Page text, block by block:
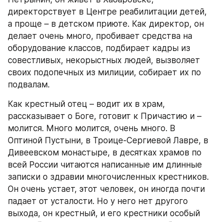
директорствует в Центре реабилитации детей,
а проще – в детском приюте. Как директор, он
делает очень много, пробивает средства на
оборудование классов, подбирает кадры из
совестливых, некорыстных людей, вызволяет
своих подопечных из милиции, собирает их по
подвалам.
Как крестный отец – водит их в храм,
рассказывает о Боге, готовит к Причастию и –
молится. Много молится, очень много. В
Оптиной Пустыни, в Троице-Сергиевой Лавре, в
Дивеевском монастыре, в десятках храмов по
всей России читаются написанные им длинные
записки о здравии многочисленных крестников.
Он очень устает, этот человек, он иногда почти
падает от усталости. Но у него нет другого
выхода, он крестный, и его крестники особый